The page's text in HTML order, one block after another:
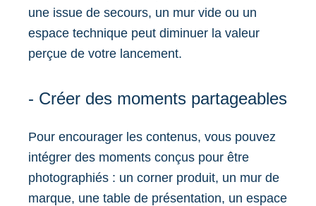
une issue de secours, un mur vide ou un
espace technique peut diminuer la valeur
perçue de votre lancement.
- Créer des moments partageables
Pour encourager les contenus, vous pouvez
intégrer des moments conçus pour être
photographiés : un corner produit, un mur de
marque, une table de présentation, un espace